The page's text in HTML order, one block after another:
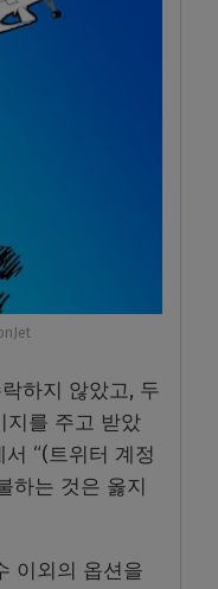
하지 않았고, 두
지를 주고 받았
“(트위터 계정
하는 것은 옳지
이외의 옵션을